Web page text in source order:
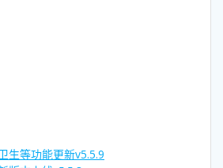
生等功能更新v5.5.9